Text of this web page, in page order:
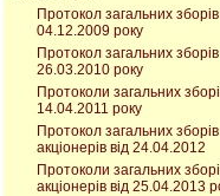
Протокол загальних зборів
04.12.2009 року
Протокол загальних зборів
26.03.2010 року
Протоколи загальних
14.04.2011 року
Протокол загальних зборів
акціонерів від 24.04.2012
Протоколи загальних
акціонерів від 25.04.2013